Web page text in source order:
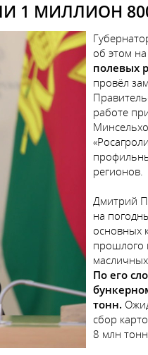
1 МИЛЛИОН
об этом
полевых
провёл
работе
регионов.
Дмитрий
на
основных
прошлого
По его
тонн.
сбор
8 млн тонн.